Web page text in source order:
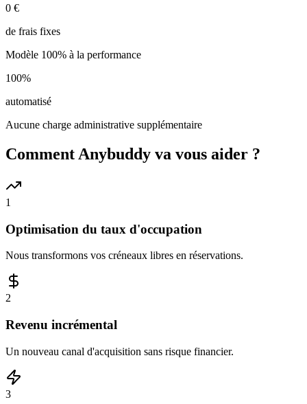
0 €
de frais fixes
Modèle 100% à la performance
100%
automatisé
Aucune charge administrative supplémentaire
Comment Anybuddy va vous aider ?
1
Optimisation du taux d'occupation
Nous transformons vos créneaux libres en réservations.
2
Revenu incrémental
Un nouveau canal d'acquisition sans risque financier.
3